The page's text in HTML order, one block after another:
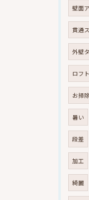
壁面
貫通
外壁
ロフト
お掃
暑い
段差
加工
綺麗